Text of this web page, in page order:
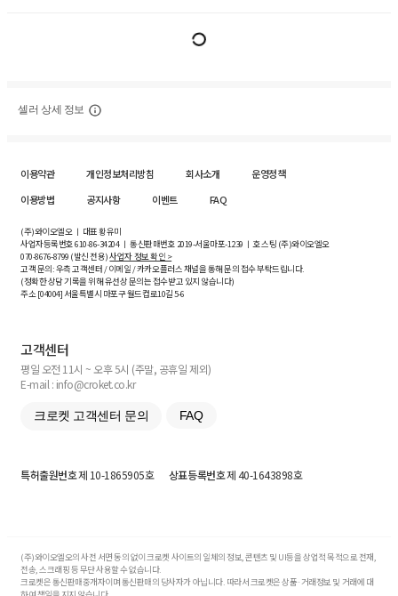
셀러 상세 정보
이용약관 개인정보처리방침 회사소개
운영정책
이용방법
공지사항 이벤트 FAQ
(주)와이오엘오 ㅣ 대표 황유미
사업자등록번호610-86-34204ㅣ 통신판매번호 2019-서울마포-1239 ㅣ 호스팅 (주)와이오엘오
070-8676-8799 (발신 전용)사업자 정보 확인 >
고객 문의: 우측 고객센터 / 이메일 / 카카오플러스 채널을 통해 문의 접수 부탁드립니다.
(정확한 상담 기록을 위해 유선상 문의는 접수받고 있지 않습니다)
주소 [04004] 서울특별시 마포구 월드컵로10길5-6
고객센터
평일 오전 11시 ~ 오후 5시 (주말, 공휴일 제외)
E-mail : info@croket.co.kr
크로켓 고객센터 문의 FAQ
특허출원번호제 10-1865905호 상표등록번호제 40-1643898호
(주)와이오엘오의 사전 서면 동의 없이 크로켓 사이트의 일체의 정보, 콘텐츠 및 UI등을 상업적 목적으로 전재,
전송, 스크래핑 등 무단 사용할 수 없습니다.
크로켓은 통신판매중개자이며 통신판매의 당사자가 아닙니다. 따라서 크로켓은 상품·거래정보 및 거래에 대